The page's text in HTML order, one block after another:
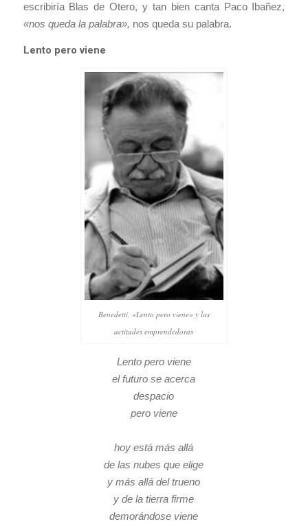
escribiría Blas de Otero, y tan bien canta Paco Ibañez,
«nos queda la palabra», nos queda su palabra.
Lento pero viene
Benedetti, «Lento pero viene» y las
actitudes emprendedoras
Lento pero viene
el futuro se acerca
despacio
pero viene
hoy está más allá
de las nubes que elige
y más allá del trueno
y de la tierra firme
demorándose viene